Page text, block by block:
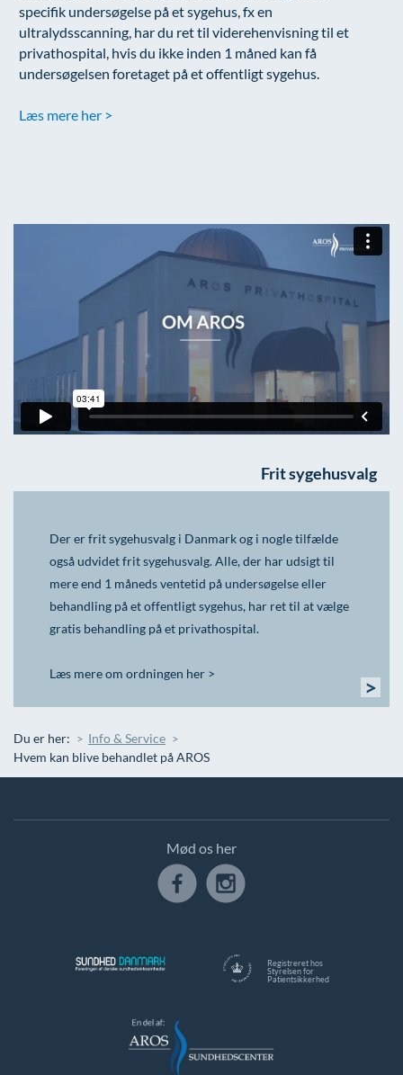
specifik undersøgelse på et sygehus, fx en
ultralydsscanning, har du ret til viderehenvisning til et
privathospital, hvis du ikke inden 1 måned kan få
undersøgelsen foretaget på et offentligt sygehus.
Læs mere her >
Frit sygehusvalg
Der er frit sygehusvalg i Danmark og i nogle tilfælde
også udvidet frit sygehusvalg. Alle, der har udsigt til
mere end 1 måneds ventetid på undersøgelse eller
behandling på et offentligt sygehus, har ret til at vælge
gratis behandling på et privathospital.
Læs mere om ordningen her >
>
Du er her:
Info & Service
Hvem kan blive behandlet på AROS
Registreret hos
Styrelsen for
Patientsikkerhed
Mød os her